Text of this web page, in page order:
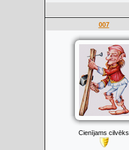
007
Cienījams cilvēks